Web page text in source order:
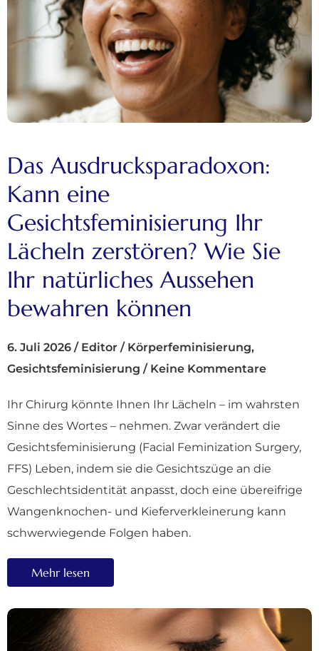
Das Ausdrucksparadoxon:
Kann eine
Gesichtsfeminisierung Ihr
Lächeln zerstören? Wie Sie
Ihr natürliches Aussehen
bewahren können
6. Juli 2026 / Editor / Körperfeminisierung,
Gesichtsfeminisierung / Keine Kommentare
Ihr Chirurg könnte Ihnen Ihr Lächeln – im wahrsten
Sinne des Wortes – nehmen. Zwar verändert die
Gesichtsfeminisierung (Facial Feminization Surgery,
FFS) Leben, indem sie die Gesichtszüge an die
Geschlechtsidentität anpasst, doch eine übereifrige
Wangenknochen- und Kieferverkleinerung kann
schwerwiegende Folgen haben.
Mehr lesen